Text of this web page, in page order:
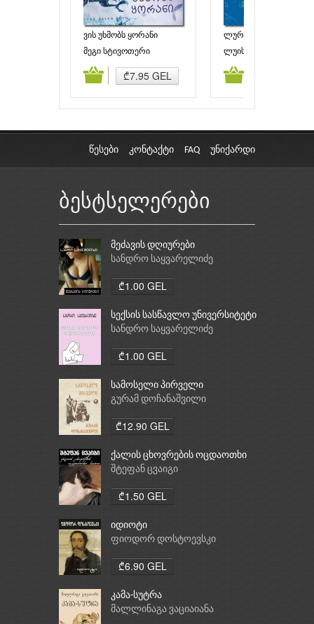
ვის უხმობს ყორანი
მეგი სტივოთერი
₾7.95 GEL
ლურჯის ძიება
ლუის ლოური
კალათაში დამატება კალათაში
წესები კონტაქტი FAQ უნიქარდი
ბესტსელერები
მეძავის დღიურები
სანდრო საყვარელიძე
₾1.00 GEL
სექსის სასწავლო უნივერსიტეტი
სანდრო საყვარელიძე
₾1.00 GEL
სამოსელი პირველი
გურამ დოჩანაშვილი
₾12.90 GEL
ქალის ცხოვრების ოცდაოთხი
საათი
შტეფან ცვაიგი
₾1.50 GEL
იდიოტი
ფიოდორ დოსტოევსკი
₾6.90 GEL
კამა-სუტრა
მალლინაგა ვაციაიანა